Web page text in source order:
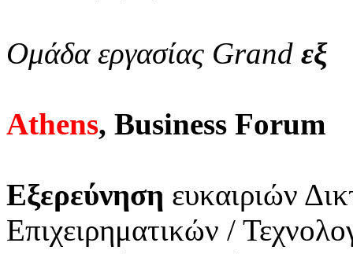
Ομάδα εργασίας Grand εξ
Athens, Business Forum
Εξερεύνηση ευκαιριών
Επιχειρηματικών /